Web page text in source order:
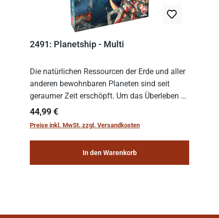
2491: Planetship - Multi
Die natürlichen Ressourcen der Erde und aller
anderen bewohnbaren Planeten sind seit
geraumer Zeit erschöpft. Um das Überleben zu
sichern, wurden die sogenannten
„Weltenschiffe“ gebaut. Auf diesen
Regulärer Preis:
44,99 €
Preise inkl. MwSt. zzgl. Versandkosten
In den Warenkorb